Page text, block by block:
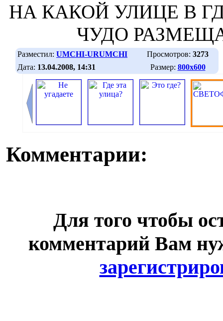
НА КАКОЙ УЛИЦЕ В
ЧУДО
Разместил: UMCHI-URUMCHI Просмотров: 3273
Дата: 13.04.2008, 14:31 Размер: 800х600
Комментарии:
Для того чтобы
комментарий Вам